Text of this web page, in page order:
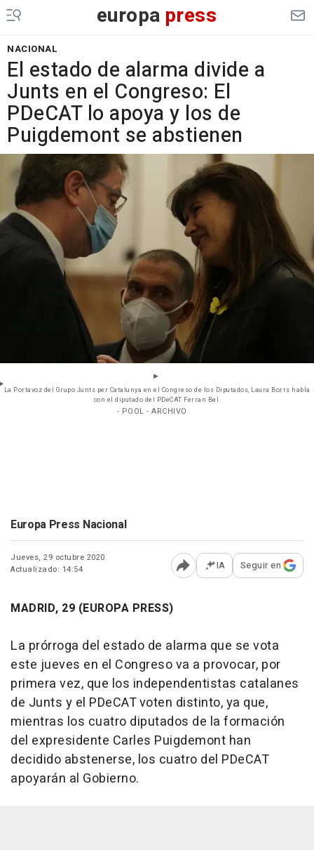
europa press
NACIONAL
El estado de alarma divide a
Junts en el Congreso: El
PDeCAT lo apoya y los de
Puigdemont se abstienen
La Portavoz del Grupo Junts per Catalunya en el Congreso de los Diputados, Laura Borrs habla
con el diputado del PDeCAT Ferran Bel.
- POOL - ARCHIVO
Europa Press Nacional
Jueves, 29 octubre 2020
Actualizado: 14:54
Abrir opciones para
IA Seguir en
MADRID, 29 (EUROPA PRESS)
La prórroga del estado de alarma que se vota
este jueves en el Congreso va a provocar, por
primera vez, que los independentistas catalanes
de Junts y el PDeCAT voten distinto, ya que,
mientras los cuatro diputados de la formación
del expresidente Carles Puigdemont han
decidido abstenerse, los cuatro del PDeCAT
apoyarán al Gobierno.